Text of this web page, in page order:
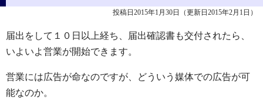
投稿日2015年1月30日 （更新日2015年2月1日）
届出をして１０日以上経ち、届出確認書も交付されたら、
いよいよ営業が開始できます。
営業には広告が命なのですが、どういう媒体での広告が可
能なのか。